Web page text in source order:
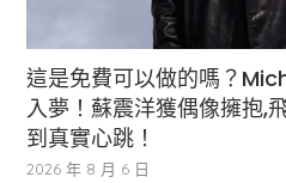
這是免費可以做的嗎？
入夢！蘇震洋獲偶像擁抱,
到真實心跳！
2026 年 8 月 6 日